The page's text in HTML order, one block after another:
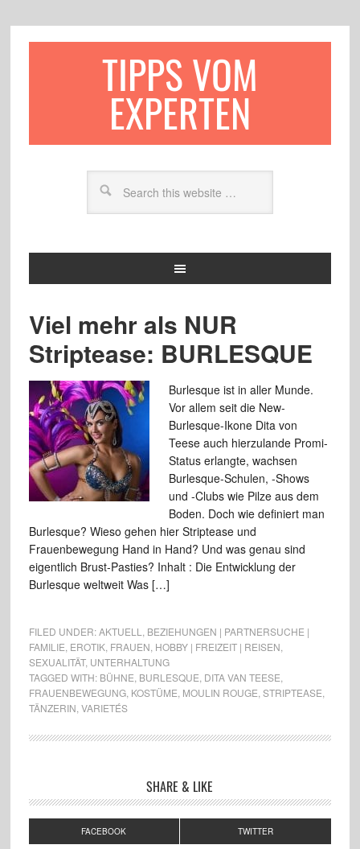
TIPPS VOM
EXPERTEN
Viel mehr als NUR
Striptease: BURLESQUE
Burlesque ist in aller Munde.
Vor allem seit die New-
Burlesque-Ikone Dita von
Teese auch hierzulande Promi-
Status erlangte, wachsen
Burlesque-Schulen, -Shows
und -Clubs wie Pilze aus dem
Boden. Doch wie definiert man
Burlesque? Wieso gehen hier Striptease und
Frauenbewegung Hand in Hand? Und was genau sind
eigentlich Brust-Pasties? Inhalt : Die Entwicklung der
Burlesque weltweit Was […]
FILED UNDER:AKTUELL
BEZIEHUNGEN | PARTNERSUCHE |
FAMILIE EROTIK, FRAUEN HOBBY | FREIZEIT | REISEN
SEXUALITÄT, UNTERHALTUNG
TAGGED WITH: BÜHNE BURLESQUE DITA VAN TEESE
FRAUENBEWEGUNG, KOSTÜME MOULIN ROUGE STRIPTEASE
TÄNZERIN VARIETÉS
SHARE & LIKE
FACEBOOK TWITTER